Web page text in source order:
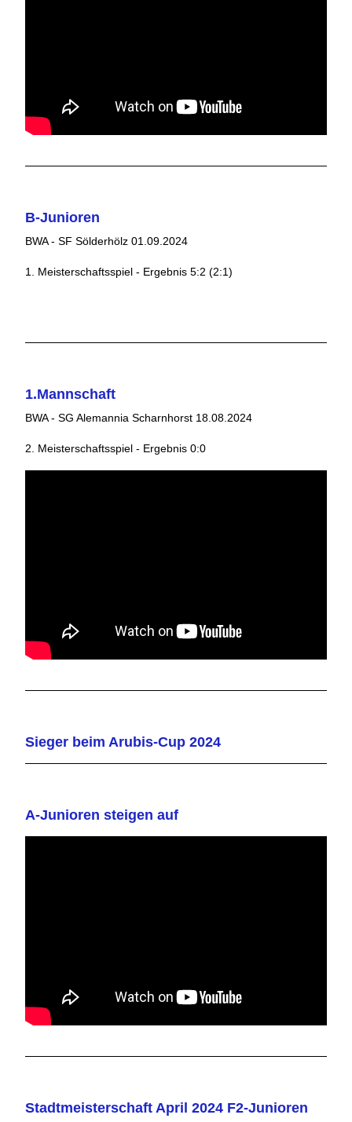
B-Junioren
BWA - SF Sölderhölz 01.09.2024
1. Meisterschaftsspiel - Ergebnis 5:2 (2:1)
1.Mannschaft
BWA - SG Alemannia Scharnhorst 18.08.2024
2. Meisterschaftsspiel - Ergebnis 0:0
Sieger beim Arubis-Cup 2024
A-Junioren steigen auf
Stadtmeisterschaft April 2024 F2-Junioren